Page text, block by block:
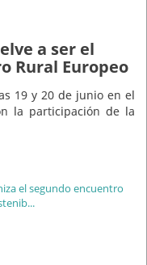
a ser el
Rural Europeo
19 y 20 de junio en el
la participación de la